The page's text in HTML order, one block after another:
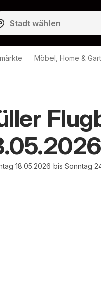
Möbel, Home &
18.05.2026 bis Sonntag